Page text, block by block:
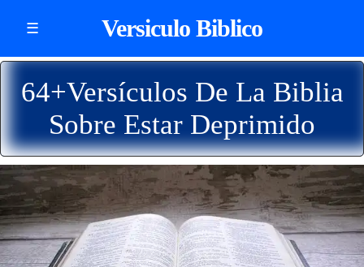
☰ Versiculo Biblico
64+Versículos De La Biblia
Sobre Estar Deprimido